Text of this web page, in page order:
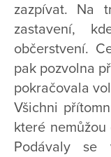
zazpívat. Na
zastavení,
občerstvení.
pak pozvolna
pokračovala
Všichni
které nemůžou
Podávaly se